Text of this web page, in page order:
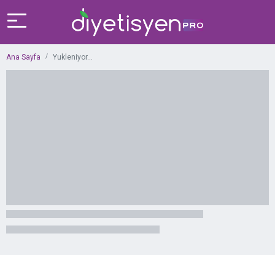
Ana Sayfa Yukleniyor...